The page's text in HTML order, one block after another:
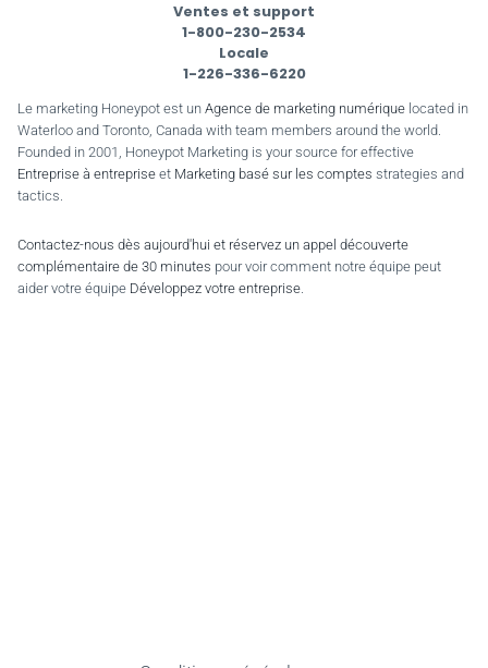
Ventes et support
1-800-230-2534
Locale
1-226-336-6220
Le marketing Honeypot est un Agence de marketing numérique located in
Waterloo and Toronto, Canada with team members around the world.
Founded in 2001, Honeypot Marketing is your source for effective
Entreprise à entreprise et Marketing basé sur les comptes strategies and
tactics.
Contactez-nous dès aujourd'hui et réservez un appel découverte
complémentaire de 30 minutes pour voir comment notre équipe peut
aider votre équipe Développez votre entreprise.